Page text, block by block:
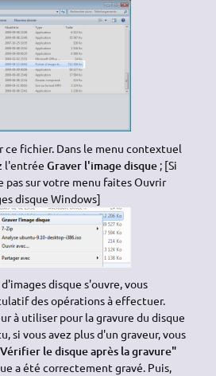
ce fichier. Dans le menu contextuel
l'entrée Graver l'image disque; [Si
sur votre menu faites Ouvrir
disque Windows]
disque s'ouvre, vous
des opérations à effectuer.
à utiliser pour la gravure du disque
si vous avez plus d'un graveur, vous
le disque après la gravure"
a été correctement gravé. Puis,